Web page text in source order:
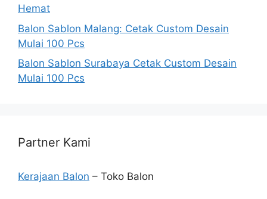
Hemat
Balon Sablon Malang: Cetak Custom Desain
Mulai 100 Pcs
Balon Sablon Surabaya Cetak Custom Desain
Mulai 100 Pcs
Partner Kami
Kerajaan Balon – Toko Balon